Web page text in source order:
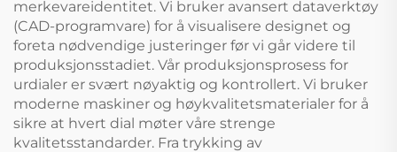
merkevareidentitet. Vi bruker avansert dataverktøy
(CAD-programvare) for å visualisere designet og
foreta nødvendige justeringer før vi går videre til
produksjonsstadiet. Vår produksjonsprosess for
urdialer er svært nøyaktig og kontrollert. Vi bruker
moderne maskiner og høykvalitetsmaterialer for å
sikre at hvert dial møter våre strenge
kvalitetsstandarder. Fra trykking av